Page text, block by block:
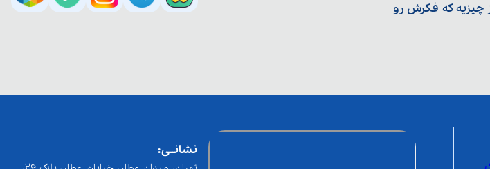
چیزیه که فکرش رو
نشانــی: